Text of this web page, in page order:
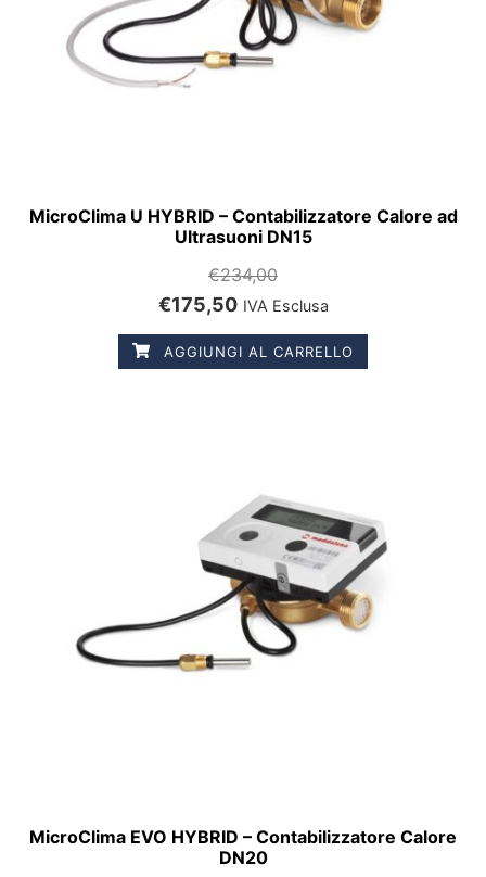
MicroClima U HYBRID – Contabilizzatore Calore ad
Ultrasuoni DN15
€234,00
€175,50 IVA Esclusa
AGGIUNGI AL CARRELLO
MicroClima EVO HYBRID – Contabilizzatore Calore
DN20